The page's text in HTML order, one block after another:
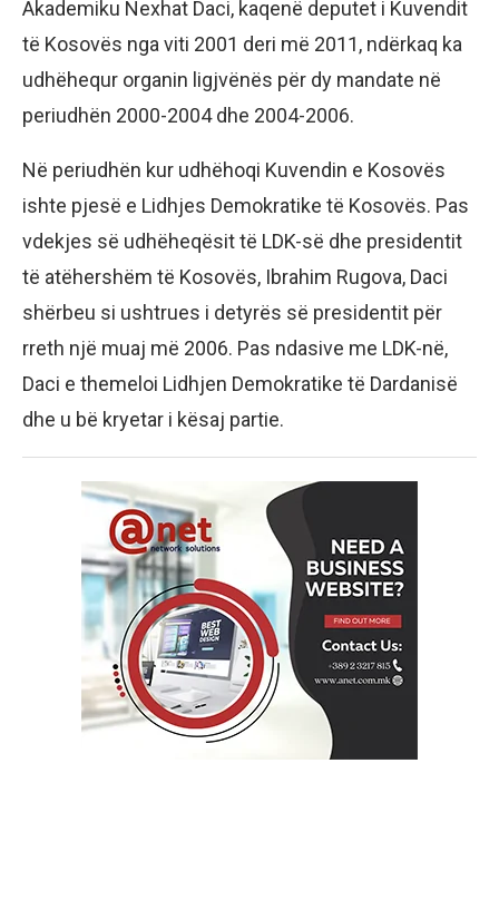
Akademiku Nexhat Daci, kaqenë deputet i Kuvendit
të Kosovës nga viti 2001 deri më 2011, ndërkaq ka
udhëhequr organin ligjvënës për dy mandate në
periudhën 2000-2004 dhe 2004-2006.
Në periudhën kur udhëhoqi Kuvendin e Kosovës
ishte pjesë e Lidhjes Demokratike të Kosovës. Pas
vdekjes së udhëheqësit të LDK-së dhe presidentit
të atëhershëm të Kosovës, Ibrahim Rugova, Daci
shërbeu si ushtrues i detyrës së presidentit për
rreth një muaj më 2006. Pas ndasive me LDK-në,
Daci e themeloi Lidhjen Demokratike të Dardanisë
dhe u bë kryetar i kësaj partie.